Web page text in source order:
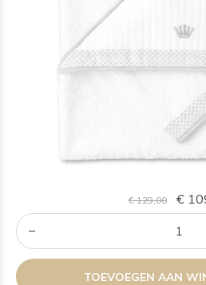
€ 129,00 €
TOEVOEGEN AAN